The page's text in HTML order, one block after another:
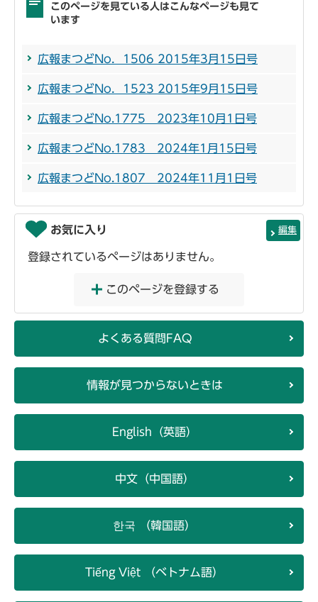
このページを見ている人はこんなページも見て
います
広報まつどNo．1506 2015年3月15日号
広報まつどNo．1523 2015年9月15日号
広報まつどNo.1775 2023年10月1日号
広報まつどNo.1783 2024年1月15日号
広報まつどNo.1807 2024年11月1日号
お気に入り 編集
登録されているページはありません。
このページを登録する
よくある質問FAQ
情報が見つからないときは
English（英語）
中文（中国語）
한국 （韓国語）
Tiếng Việt （ベトナム語）